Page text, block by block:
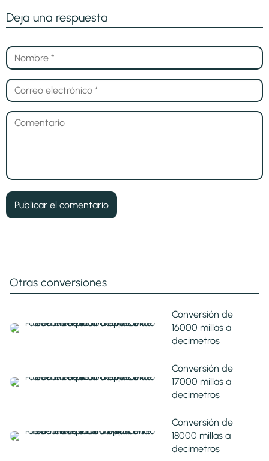
Deja una respuesta
Otras conversiones
Conversión de
16000 millas a
decimetros
Conversión de
17000 millas a
decimetros
Conversión de
18000 millas a
decimetros